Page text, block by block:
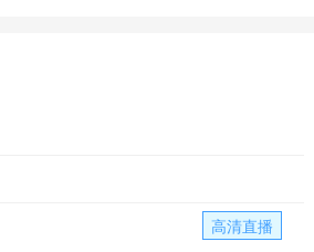
高清直播